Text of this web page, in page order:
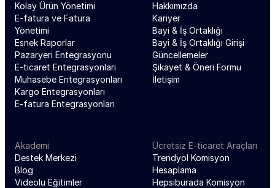
Kolay Ürün Yönetimi
E-fatura ve Fatura
Yönetimi
Esnek Raporlar
Pazaryeri Entegrasyonu
E-ticaret Entegrasyonları
Muhasebe Entegrasyonları
Kargo Entegrasyonları
E-fatura Entegrasyonları
Hakkımızda
Kariyer
Bayi & İş Ortaklığı
Bayi & İş Ortaklığı Girişi
Güncellemeler
Şikayet & Öneri Formu
İletişim
Akademi
Destek Merkezi
Blog
Videolu Eğitimler
Ücretsiz E-ticaret Araçları
Trendyol Komisyon
Hesaplama
Hepsiburada Komisyon